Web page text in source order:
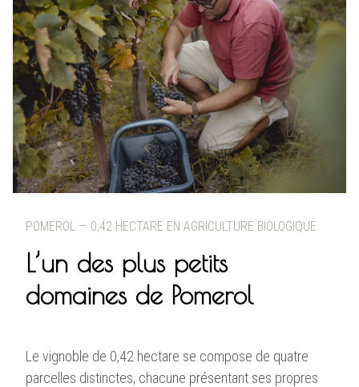
POMEROL — 0,42 HECTARE EN AGRICULTURE BIOLOGIQUE
L’un des plus petits
domaines de Pomerol
Le vignoble de 0,42 hectare se compose de quatre
parcelles distinctes, chacune présentant ses propres